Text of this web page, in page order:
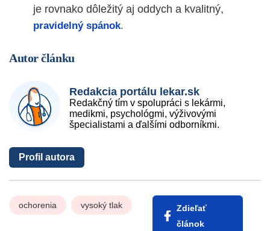
je rovnako dôležitý aj oddych a kvalitný,
pravidelný spánok.
Autor článku
Redakcia portálu lekar.sk
Redakčný tím v spolupráci s lekármi,
medikmi, psychológmi, výživovými
špecialistami a ďalšími odborníkmi.
Profil autora
ochorenia vysoký tlak
Zdieľať
článok